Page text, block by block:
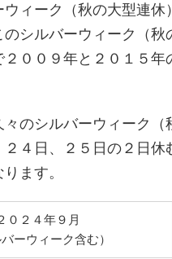
ウィーク（秋の大型連休
のシルバーウィーク（秋
００９年と２０１５年
々のシルバーウィーク（
４日、２５日の２日休
ます。
０２４年９月
バーウィーク含む）